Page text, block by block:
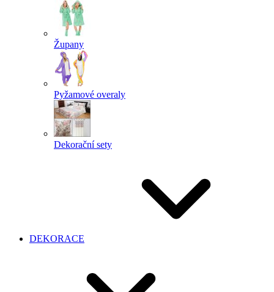
Župany
Pyžamové overaly
Dekorační sety
DEKORACE